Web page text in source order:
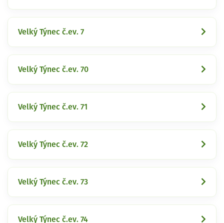
Velký Týnec č.ev. 7
Velký Týnec č.ev. 70
Velký Týnec č.ev. 71
Velký Týnec č.ev. 72
Velký Týnec č.ev. 73
Velký Týnec č.ev. 74